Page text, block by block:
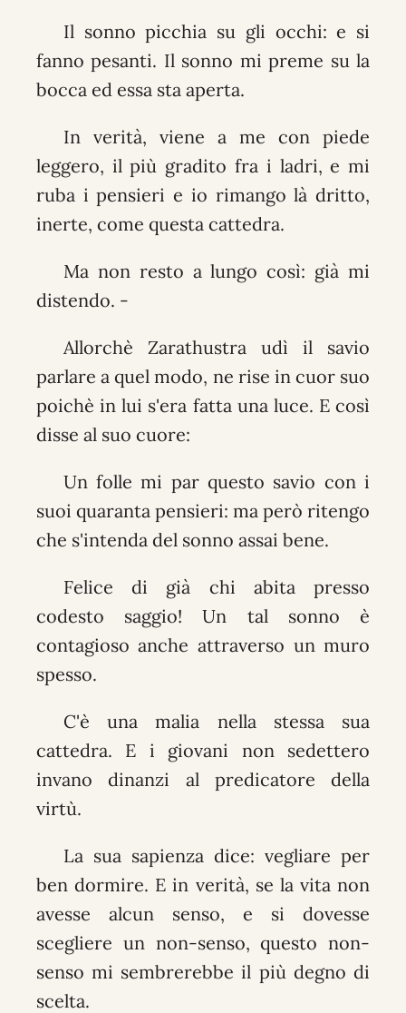
Il sonno picchia su gli occhi: e si
fanno pesanti. Il sonno mi preme su la
bocca ed essa sta aperta.
In verità, viene a me con piede
leggero, il più gradito fra i ladri, e mi
ruba i pensieri e io rimango là dritto,
inerte, come questa cattedra.
Ma non resto a lungo così: già mi
distendo. -
Allorchè Zarathustra udì il savio
parlare a quel modo, ne rise in cuor suo
poichè in lui s'era fatta una luce. E così
disse al suo cuore:
Un folle mi par questo savio con i
suoi quaranta pensieri: ma però ritengo
che s'intenda del sonno assai bene.
Felice di già chi abita presso
codesto saggio! Un tal sonno è
contagioso anche attraverso un muro
spesso.
C'è una malia nella stessa sua
cattedra. E i giovani non sedettero
invano dinanzi al predicatore della
virtù.
La sua sapienza dice: vegliare per
ben dormire. E in verità, se la vita non
avesse alcun senso, e si dovesse
scegliere un non-senso, questo non-
senso mi sembrerebbe il più degno di
scelta.